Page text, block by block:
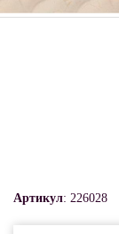
Артикул: 226028